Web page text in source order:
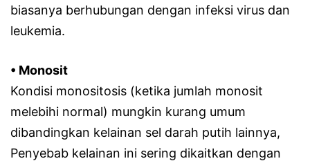
biasanya berhubungan dengan infeksi virus dan
leukemia.
• Monosit
Kondisi monositosis (ketika jumlah monosit
melebihi normal) mungkin kurang umum
dibandingkan kelainan sel darah putih lainnya,
Penyebab kelainan ini sering dikaitkan dengan